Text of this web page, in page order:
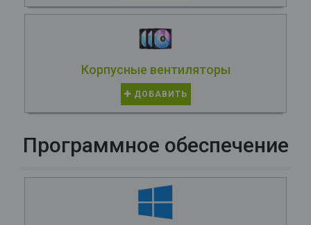
Корпусные вентиляторы
ДОБАВИТЬ
Программное обеспечение